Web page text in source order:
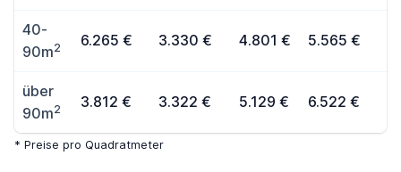
40-
90m2 6.265 € 3.330 € 4.801 € 5.565 €
über
90m2 3.812 € 3.322 € 5.129 € 6.522 €
* Preise pro Quadratmeter